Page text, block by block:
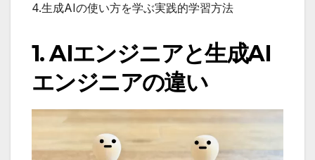
4.生成AIの使い方を学ぶ実践的学習方法
1. AIエンジニアと生成AI
エンジニアの違い